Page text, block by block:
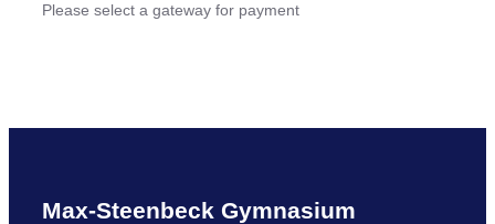
Please select a gateway for payment
Max-Steenbeck Gymnasium